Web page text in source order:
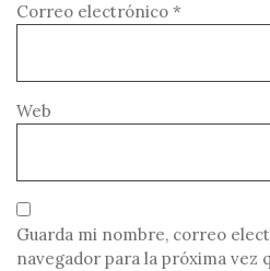
Correo electrónico *
Web
Guarda mi nombre, correo
navegador para la próxima vez